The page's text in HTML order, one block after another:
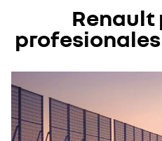
Renault